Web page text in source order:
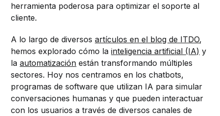
herramienta poderosa para optimizar el soporte al
cliente.
A lo largo de diversosartículos en el blog de ITDO,
hemos explorado cómo lainteligencia artificial (IA) y
laautomatización están transformando múltiples
sectores. Hoy nos centramos en los chatbots,
programas de software que utilizan IA para simular
conversaciones humanas y que pueden interactuar
con los usuarios a través de diversos canales de